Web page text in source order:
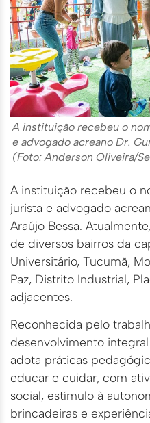
A instituição recebeu o
e advogado acreano Dr.
(Foto: Anderson Oliveira/
A instituição recebeu o
jurista e advogado
Araújo Bessa.
de diversos bairros da
Universitário, Tucumã,
Paz, Distrito Industrial,
adjacentes.
Reconhecida pelo
desenvolvimento
adota práticas
educar e cuidar, com
social, estímulo à
brincadeiras e